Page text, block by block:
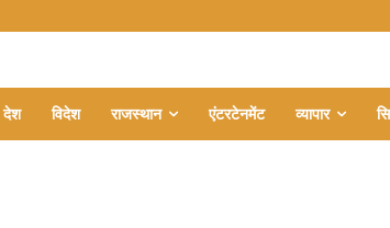
देश विदेश राजस्थान एंटरटेनमेंट व्यापार